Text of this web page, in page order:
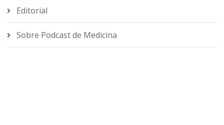
Editorial
Sobre Podcast de Medicina